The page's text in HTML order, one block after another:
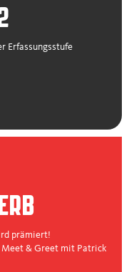
Erfassungsstufe
prämiert!
& Greet mit Patrick